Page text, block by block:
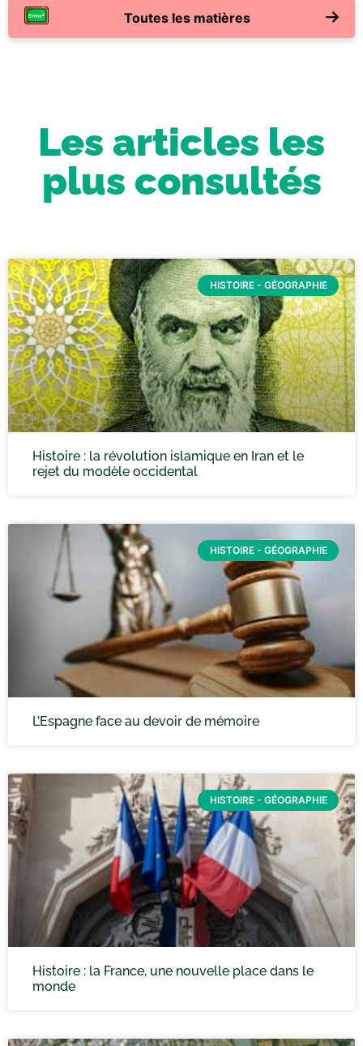
Toutes les matières
Les articles les
plus consultés
HISTOIRE - GÉOGRAPHIE
Histoire : la révolution islamique en Iran et le
rejet du modèle occidental
HISTOIRE - GÉOGRAPHIE
L’Espagne face au devoir de mémoire
HISTOIRE - GÉOGRAPHIE
Histoire : la France, une nouvelle place dans le
monde